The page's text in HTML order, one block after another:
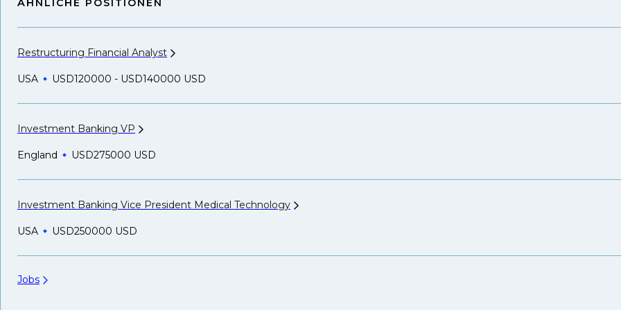
ÄHNLICHE POSITIONEN
Restructuring Financial Analyst
USA USD120000 - USD140000 USD
Investment Banking VP
England USD275000 USD
Investment Banking Vice President Medical Technology
USA USD250000 USD
Jobs